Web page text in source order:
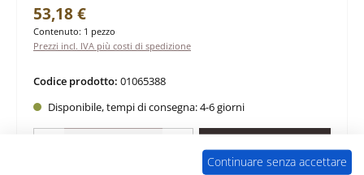
Prezzo normale:
53,18 €
Contenuto: 1 pezzo
Prezzi incl. IVA più costi di spedizione
Codice prodotto: 01065388
Disponibile, tempi di consegna: 4-6 giorni
Quantità del prodotto: inserisci la quantità desiderata o usa i pulsanti per
Nel carrello
Continuare senza accettare